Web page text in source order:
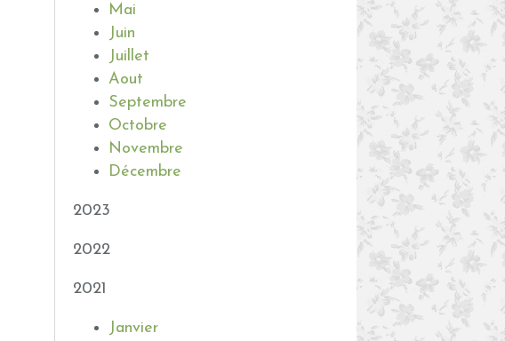
Mai
Juin
Juillet
Aout
Septembre
Octobre
Novembre
Décembre
2023
2022
2021
Janvier